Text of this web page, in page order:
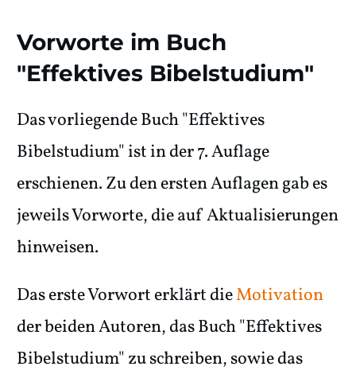
Vorworte im Buch
"Effektives Bibelstudium"
Das vorliegende Buch "Effektives
Bibelstudium" ist in der 7. Auflage
erschienen. Zu den ersten Auflagen gab es
jeweils Vorworte, die auf Aktualisierungen
hinweisen.
Das erste Vorwort erklärt dieMotivation
der beiden Autoren, das Buch "Effektives
Bibelstudium" zu schreiben, sowie das